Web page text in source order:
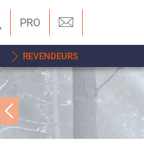
PRO
REVENDEURS